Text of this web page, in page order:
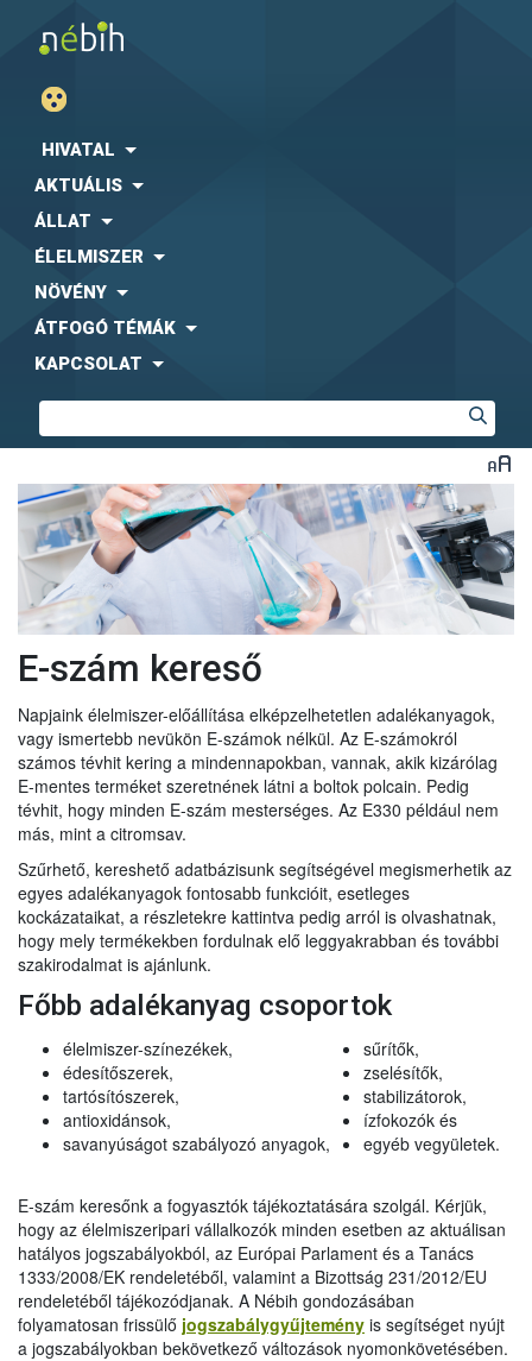
HIVATAL
AKTUÁLIS
ÁLLAT
ÉLELMISZER
NÖVÉNY
ÁTFOGÓ TÉMÁK
KAPCSOLAT
E-szám kereső
Napjaink élelmiszer-előállítása elképzelhetetlen adalékanyagok,
vagy ismertebb nevükön E-számok nélkül. Az E-számokról
számos tévhit kering a mindennapokban, vannak, akik kizárólag
E-mentes terméket szeretnének látni a boltok polcain. Pedig
tévhit, hogy minden E-szám mesterséges. Az E330 például nem
más, mint a citromsav.
Szűrhető, kereshető adatbázisunk segítségével megismerhetik az
egyes adalékanyagok fontosabb funkcióit, esetleges
kockázataikat, a részletekre kattintva pedig arról is olvashatnak,
hogy mely termékekben fordulnak elő leggyakrabban és további
szakirodalmat is ajánlunk.
Főbb adalékanyag csoportok
élelmiszer-színezékek,
édesítőszerek,
tartósítószerek,
antioxidánsok,
savanyúságot szabályozó anyagok,
sűrítők,
zselésítők,
stabilizátorok,
ízfokozók és
egyéb vegyületek.
E-szám keresőnk a fogyasztók tájékoztatására szolgál. Kérjük,
hogy az élelmiszeripari vállalkozók minden esetben az aktuálisan
hatályos jogszabályokból, az Európai Parlament és a Tanács
1333/2008/EK rendeletéből, valamint a Bizottság 231/2012/EU
rendeletéből tájékozódjanak. A Nébih gondozásában
folyamatosan frissülő jogszabálygyűjtemény is segítséget nyújt
a jogszabályokban bekövetkező változások nyomonkövetésében.